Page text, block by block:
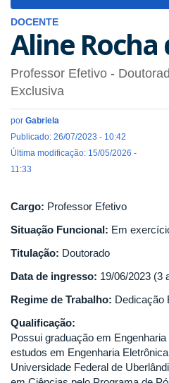
DOCENTE
Aline Rocha
Professor Efetivo -
Exclusiva
por Gabriela
Publicado: 26/07/2023 - 10:42
Última modificação: 15/05/2026 -
11:33
Cargo: Professor Efetivo
Situação Funcional: Em
Titulação: Doutorado
Data de ingresso: 19/06/2023 (3
Regime de Trabalho: Dedicação
Qualificação:
Possui graduação em
estudos em Engenharia
Universidade Federal de